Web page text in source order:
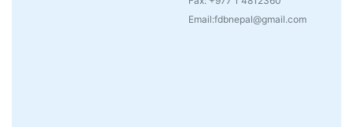
Email:fdbnepal@gmail.com